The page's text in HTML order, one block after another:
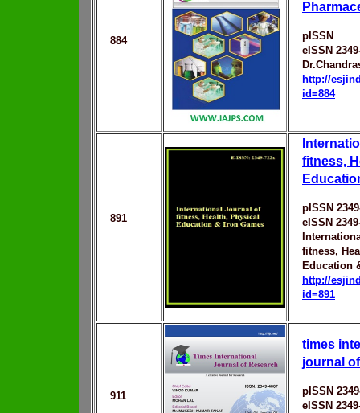
884
pISSN
eISSN
http://
id=884
891
fitness,
pISSN
eISSN
fitness,
Education
http://
id=891
911
times
journal
pISSN
eISSN